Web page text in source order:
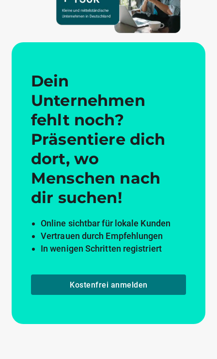
Dein
Unternehmen
fehlt noch?
Präsentiere dich
dort, wo
Menschen nach
dir suchen!
Online sichtbar für lokale Kunden
Vertrauen durch Empfehlungen
In wenigen Schritten registriert
Kostenfrei anmelden